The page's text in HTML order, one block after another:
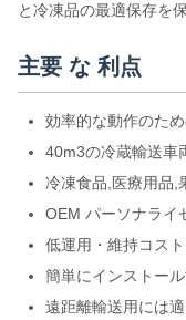
と冷凍品の最適保存を
主要 な 利点
効率的な動作のた
40m3の冷蔵輸送車
冷凍食品,医療用品,
OEM パーソナライ
低運用・維持コスト
簡単にインストー
遠距離輸送用には